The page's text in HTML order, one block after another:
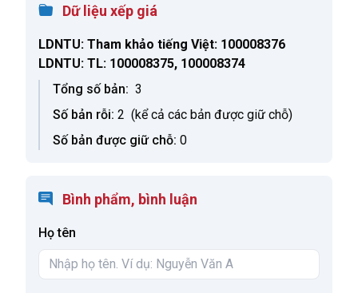
Dữ liệu xếp giá
LDNTU: Tham khảo tiếng Việt: 100008376
LDNTU: TL: 100008375, 100008374
Tổng số bản: 3
Số bản rỗi: 2 (kể cả các bản được giữ chỗ)
Số bản được giữ chỗ: 0
Bình phẩm, bình luận
Họ tên